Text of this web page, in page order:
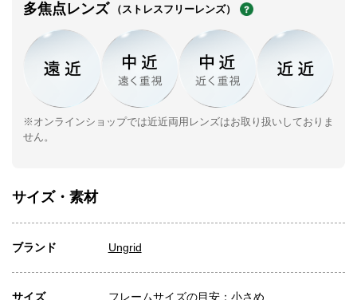
多焦点レンズ （ストレスフリーレンズ）
※オンラインショップでは近近両用レンズはお取り扱いしておりま
せん。
サイズ・素材
ブランド Ungrid
サイズ
フレームサイズの目安：小さめ